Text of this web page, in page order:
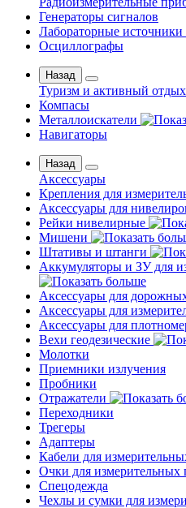
Генераторы сигналов
Лабораторные источники
Осциллографы
Назад
Туризм и активный отдых
Компасы
Металлоискатели
Навигаторы
Назад
Аксессуары
Крепления для
Аксессуары для
Рейки нивелирные
Мишени
Штативы и штанги
Аккумуляторы и ЗУ для
Аксессуары для
Аксессуары для
Аксессуары для
Вехи геодезические
Молотки
Приемники излучения
Пробники
Отражатели
Переходники
Трегеры
Адаптеры
Кабели для
Очки для измерительных
Спецодежда
Чехлы и сумки для